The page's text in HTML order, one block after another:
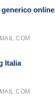
online
Italia